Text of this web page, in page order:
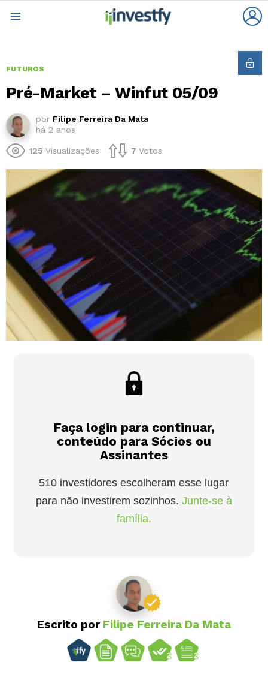
FUTUROS
Pré-Market – Winfut 05/09
por Filipe Ferreira Da Mata
há 2 anos
125 Visualizações 7 Votos
Faça login para continuar,
conteúdo para Sócios ou
Assinantes
510 investidores escolheram esse lugar
para não investirem sozinhos. Junte-se à
família.
Escrito por Filipe Ferreira Da Mata